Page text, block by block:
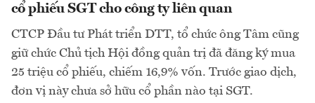
cổ phiếu SGT cho công ty liên quan
CTCP Đầu tư Phát triển DTT, tổ chức ông Tâm cũng
giữ chức Chủ tịch Hội đồng quản trị đã đăng ký mua
25 triệu cổ phiếu, chiếm 16,9% vốn. Trước giao dịch,
đơn vị này chưa sở hữu cổ phần nào tại SGT.